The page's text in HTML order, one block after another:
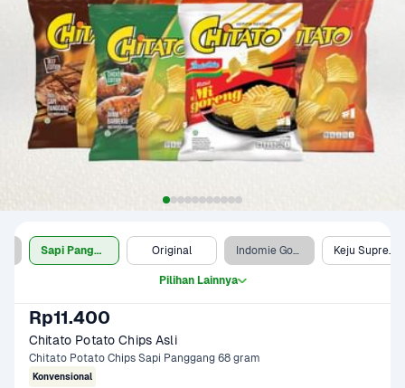
Sapi Panggang Original Indomie Goreng Keju Supreme
Pilihan Lainnya
Rp11.400
Chitato Potato Chips Asli
Chitato Potato Chips Sapi Panggang 68 gram
Konvensional